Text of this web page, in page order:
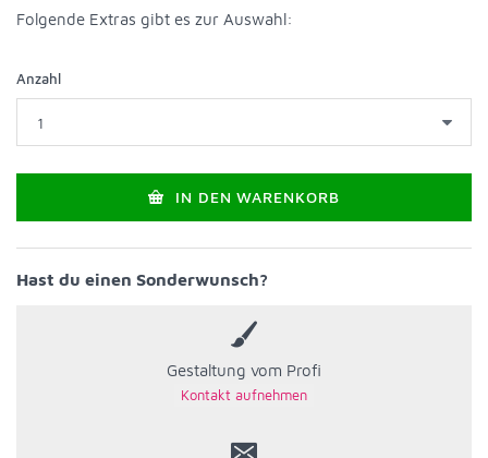
Folgende Extras gibt es zur Auswahl:
Anzahl
IN DEN WARENKORB
Hast du einen Sonderwunsch?
Gestaltung vom Profi